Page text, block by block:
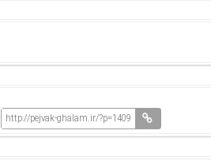
http://pejvak-ghalam.ir/?p=1409